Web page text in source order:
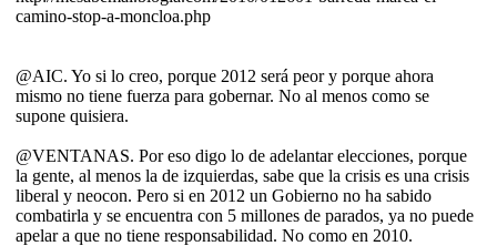
camino-stop-a-moncloa.php
@AIC. Yo si lo creo, porque 2012 será peor y porque ahora
mismo no tiene fuerza para gobernar. No al menos como se
supone quisiera.
@VENTANAS. Por eso digo lo de adelantar elecciones, porque
la gente, al menos la de izquierdas, sabe que la crisis es una crisis
liberal y neocon. Pero si en 2012 un Gobierno no ha sabido
combatirla y se encuentra con 5 millones de parados, ya no puede
apelar a que no tiene responsabilidad. No como en 2010.